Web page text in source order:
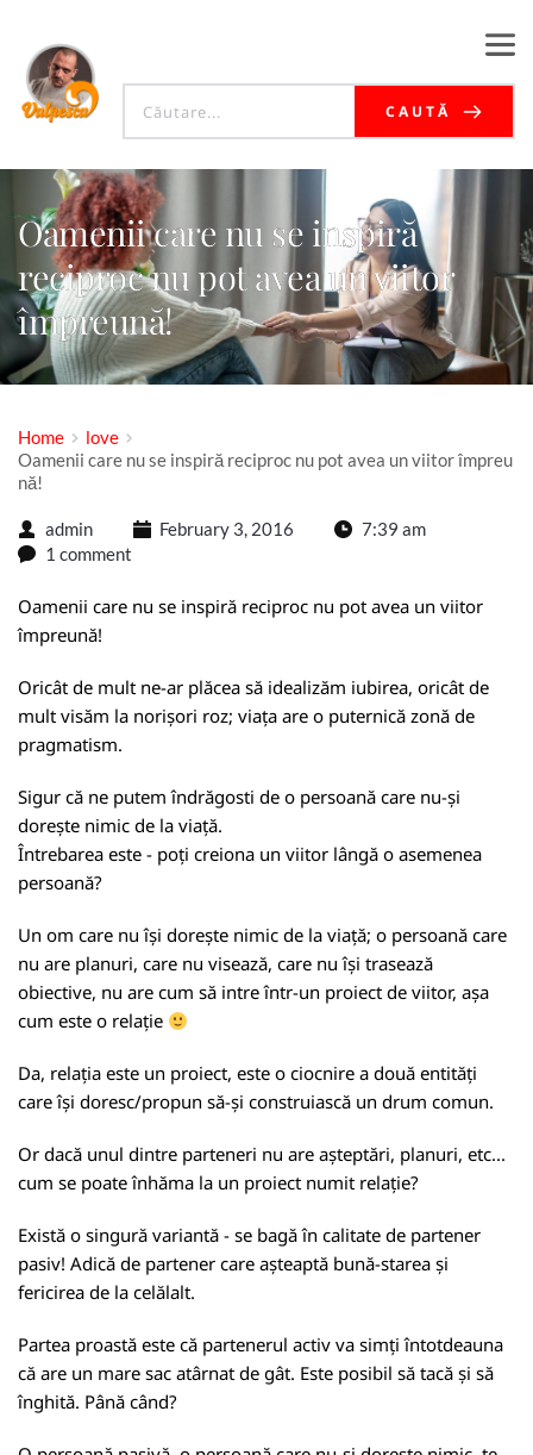
CAUTĂ
Oamenii care nu se inspiră
reciproc nu pot avea un viitor
împreună!
Home
love
Oamenii care nu se inspiră reciproc nu pot avea un viitor împreu
nă!
admin February 3, 2016
7:39 am
1 comment
Oamenii care nu se inspiră reciproc nu pot avea un viitor
împreună!
Oricât de mult ne-ar plăcea să idealizăm iubirea, oricât de
mult visăm la norișori roz; viața are o puternică zonă de
pragmatism.
Sigur că ne putem îndrăgosti de o persoană care nu-și
dorește nimic de la viață.
Întrebarea este - poți creiona un viitor lângă o asemenea
persoană?
Un om care nu își dorește nimic de la viață; o persoană care
nu are planuri, care nu visează, care nu își trasează
obiective, nu are cum să intre într-un proiect de viitor, așa
cum este o relație
Da, relația este un proiect, este o ciocnire a două entități
care își doresc/propun să-și construiască un drum comun.
Or dacă unul dintre parteneri nu are așteptări, planuri, etc...
cum se poate înhăma la un proiect numit relație?
Există o singură variantă - se bagă în calitate de partener
pasiv! Adică de partener care așteaptă bună-starea și
fericirea de la celălalt.
Partea proastă este că partenerul activ va simți întotdeauna
că are un mare sac atârnat de gât. Este posibil să tacă și să
înghită. Până când?